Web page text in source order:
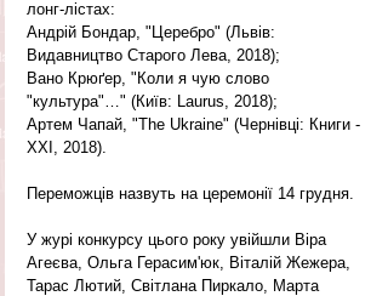
лонг-лістах:
Андрій Бондар, "Церебро" (Львів:
Видавництво Старого Лева, 2018);
Вано Крюґер, "Коли я чую слово
"культура"…" (Київ: Laurus, 2018);
Артем Чапай, "The Ukraine" (Чернівці: Книги -
XXI, 2018).
Переможців назвуть на церемонії 14 грудня.
У журі конкурсу цього року увійшли Віра
Агеєва, Ольга Герасим'юк, Віталій Жежера,
Тарас Лютий, Світлана Пиркало, Марта